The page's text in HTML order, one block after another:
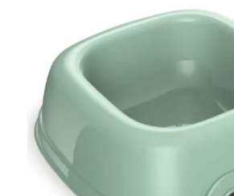
Arenas
Descanso
Super Ofertas